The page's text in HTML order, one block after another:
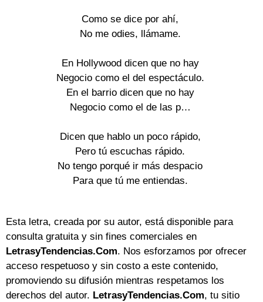
Como se dice por ahí,
No me odies, llámame.
En Hollywood dicen que no hay
Negocio como el del espectáculo.
En el barrio dicen que no hay
Negocio como el de las p…
Dicen que hablo un poco rápido,
Pero tú escuchas rápido.
No tengo porqué ir más despacio
Para que tú me entiendas.
Esta letra, creada por su autor, está disponible para
consulta gratuita y sin fines comerciales en
LetrasyTendencias.Com. Nos esforzamos por ofrecer
acceso respetuoso y sin costo a este contenido,
promoviendo su difusión mientras respetamos los
derechos del autor. LetrasyTendencias.Com, tu sitio